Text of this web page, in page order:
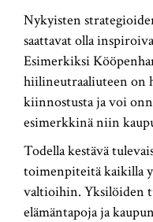
Nykyisten
saattavat olla
Esimerkiksi
hiilineutraaliuteen on
kiinnostusta ja voi
esimerkkinä niin
Todella kestävä
toimenpiteitä kaikilla
valtioihin. Yksilöiden
elämäntapoja ja